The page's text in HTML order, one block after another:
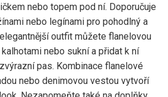
nebo topem pod ní. Doporučuje
nebo legínami pro pohodlný a
outfit můžete flanelovou
nebo sukní a přidat k ní
pas. Kombinace flanelové
nebo denimovou vestou vytvoří